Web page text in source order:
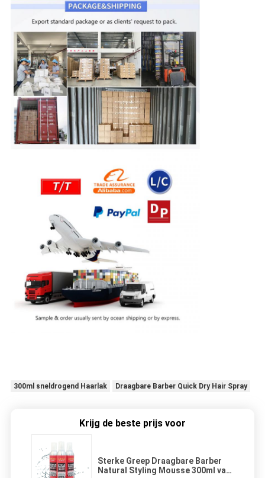
300ml sneldrogend Haarlak Draagbare Barber Quick Dry Hair Spray
Krijg de beste prijs voor
Sterke Greep Draagbare Barber
Natural Styling Mousse 300ml van